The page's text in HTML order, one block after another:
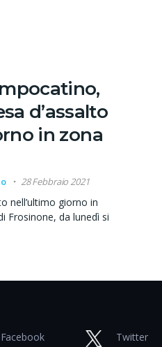
d’assalto
in zona
28 Febbraio 2021
nell’ultimo giorno in
Frosinone, da lunedì si
Facebook Twitter